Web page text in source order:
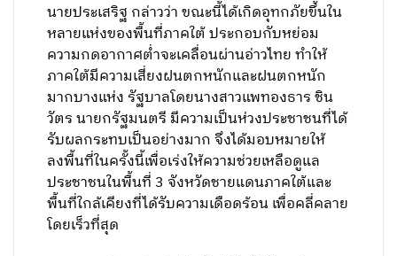
นายประเสริฐ กล่าวว่า ขณะนี้ได้เกิดอุทกภัยขึ้นใน
หลายแห่งของพื้นที่ภาคใต้ ประกอบกับหย่อม
ความกดอากาศต่ำจะเคลื่อนผ่านอ่าวไทย ทำให้
ภาคใต้มีความเสี่ยงฝนตกหนักและฝนตกหนัก
มากบางแห่ง รัฐบาลโดยนางสาวแพทองธาร ชิน
วัตร นายกรัฐมนตรี มีความเป็นห่วงประชาชนที่ได้
รับผลกระทบเป็นอย่างมาก จึงได้มอบหมายให้
ลงพื้นที่ในครั้งนี้เพื่อเร่งให้ความช่วยเหลือดูแล
ประชาชนในพื้นที่ 3 จังหวัดชายแดนภาคใต้และ
พื้นที่ใกล้เคียงที่ได้รับความเดือดร้อน เพื่อคลี่คลาย
โดยเร็วที่สุด